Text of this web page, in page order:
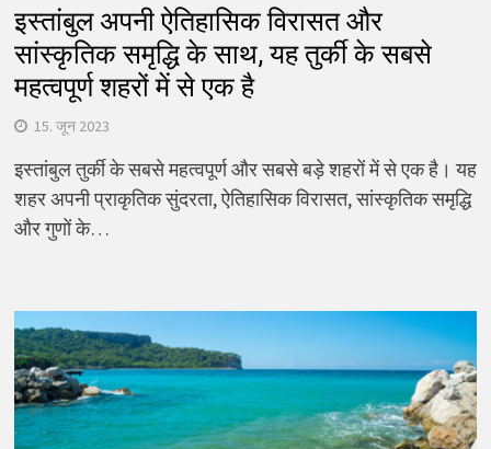
इस्तांबुल अपनी ऐतिहासिक विरासत और
सांस्कृतिक समृद्धि के साथ, यह तुर्की के सबसे
महत्वपूर्ण शहरों में से एक है
15. जून 2023
इस्तांबुल तुर्की के सबसे महत्वपूर्ण और सबसे बड़े शहरों में से एक है। यह
शहर अपनी प्राकृतिक सुंदरता, ऐतिहासिक विरासत, सांस्कृतिक समृद्धि
और गुणों के…